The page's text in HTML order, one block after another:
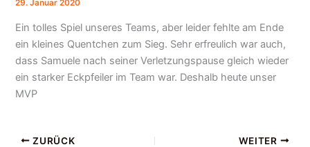
29. Januar 2020
Ein tolles Spiel unseres Teams, aber leider fehlte am Ende
ein kleines Quentchen zum Sieg. Sehr erfreulich war auch,
dass Samuele nach seiner Verletzungspause gleich wieder
ein starker Eckpfeiler im Team war. Deshalb heute unser
MVP
ZURÜCK WEITER